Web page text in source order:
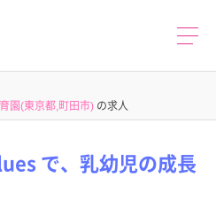
園(東京都,町田市) の求人
で、乳幼児の成長